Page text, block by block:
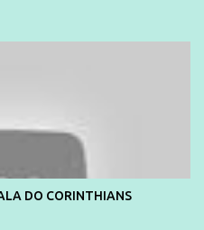
DO CORINTHIANS